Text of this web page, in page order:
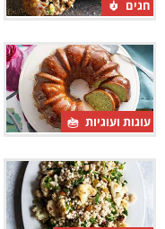
חגים
עוגות ועוגיות